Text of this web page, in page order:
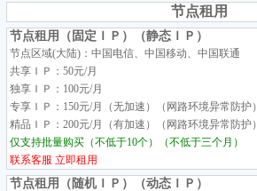
节点租用
节点租用（固定ＩＰ）（静态ＩＰ）
节点区域(大陆)：中国电信、中国移动、中国联通
共享ＩＰ：50元/月
独享ＩＰ：100元/月
专享ＩＰ：150元/月（无加速）（网路环境异常防护）
精品ＩＰ：200元/月（有加速）（网路环境异常防护）
仅支持批量购买（不低于10个）（不低于三个月）
联系客服 立即租用
节点租用（随机ＩＰ）（动态ＩＰ）